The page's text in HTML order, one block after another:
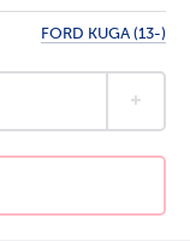
FORD KUGA (13-)